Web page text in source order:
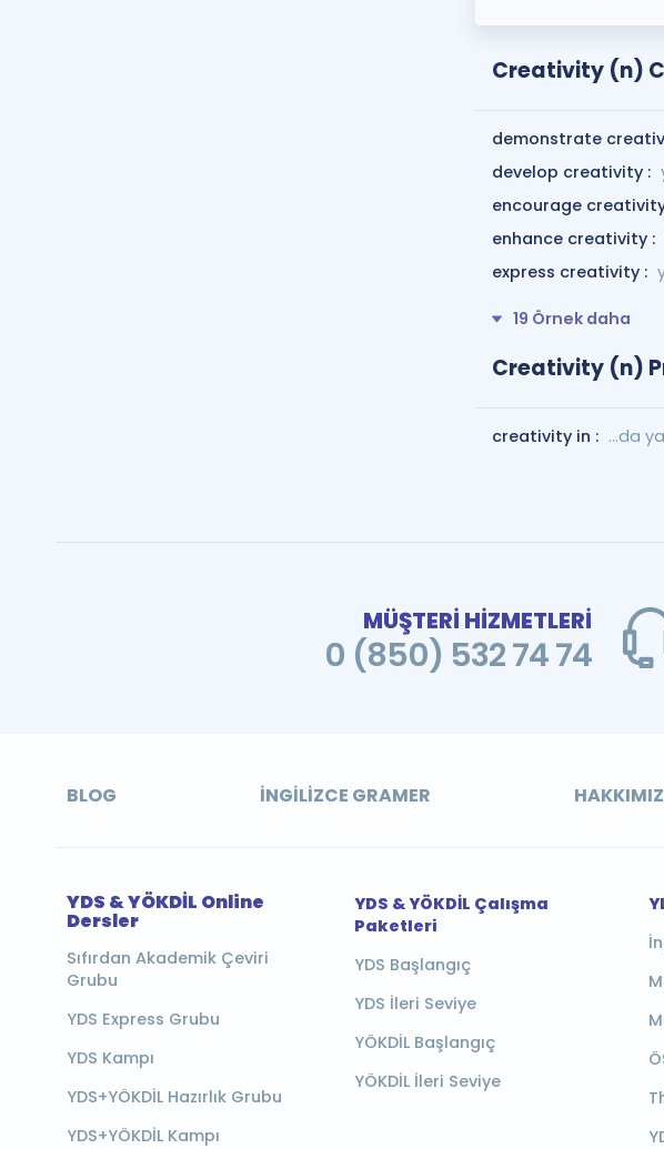
Creativity (n)
demonstrate
develop creativity :
encourage
enhance creativity :
express creativity :
19 Örnek daha
Creativity (n)
creativity in : ...da
MÜŞTERİ HİZMETLERİ
0 (850) 532 74 74
BLOG İNGILIZCE GRAMER
YDS & YÖKDİL Online
Dersler
Sıfırdan Akademik Çeviri
Grubu
YDS Express Grubu
YDS Kampı
YDS+YÖKDİL Hazırlık Grubu
YDS+YÖKDİL Kampı
YDS & YÖKDİL Çalışma
Paketleri
YDS Başlangıç
YDS İleri Seviye
YÖKDİL Başlangıç
YÖKDİL İleri Seviye